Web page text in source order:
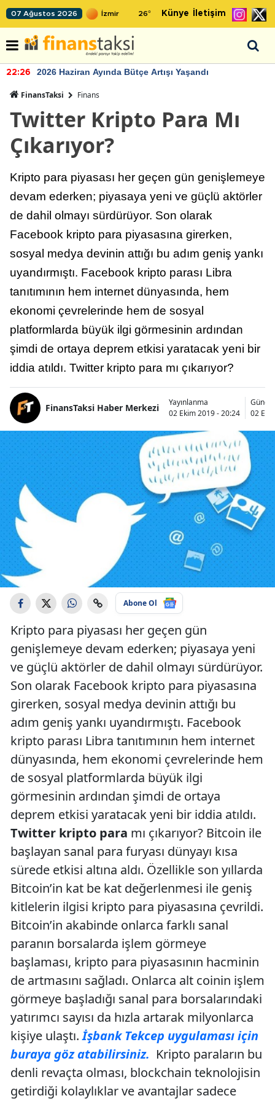
07 Ağustos 2026 26° Künye İletişim
22:26 2026 Haziran Ayında Bütçe Artışı Yaşandı
FinansTaksi Finans
Twitter Kripto Para Mı
Çıkarıyor?
Kripto para piyasası her geçen gün genişlemeye
devam ederken; piyasaya yeni ve güçlü aktörler
de dahil olmayı sürdürüyor. Son olarak
Facebook kripto para piyasasına girerken,
sosyal medya devinin attığı bu adım geniş yankı
uyandırmıştı. Facebook kripto parası Libra
tanıtımının hem internet dünyasında, hem
ekonomi çevrelerinde hem de sosyal
platformlarda büyük ilgi görmesinin ardından
şimdi de ortaya deprem etkisi yaratacak yeni bir
iddia atıldı. Twitter kripto para mı çıkarıyor?
FinansTaksi Haber Merkezi
Yayınlanma
02 Ekim 2019 - 20:24
02
Abone Ol
Kripto para piyasası her geçen gün
genişlemeye devam ederken; piyasaya yeni
ve güçlü aktörler de dahil olmayı sürdürüyor.
Son olarak Facebook kripto para piyasasına
girerken, sosyal medya devinin attığı bu
adım geniş yankı uyandırmıştı. Facebook
kripto parası Libra tanıtımının hem internet
dünyasında, hem ekonomi çevrelerinde hem
de sosyal platformlarda büyük ilgi
görmesinin ardından şimdi de ortaya
deprem etkisi yaratacak yeni bir iddia atıldı.
Twitter kripto para mı çıkarıyor? Bitcoin ile
başlayan sanal para furyası dünyayı kısa
sürede etkisi altına aldı. Özellikle son yıllarda
Bitcoin’in kat be kat değerlenmesi ile geniş
kitlelerin ilgisi kripto para piyasasına çevrildi.
Bitcoin’in akabinde onlarca farklı sanal
paranın borsalarda işlem görmeye
başlaması, kripto para piyasasının hacminin
de artmasını sağladı. Onlarca alt coinin işlem
görmeye başladığı sanal para borsalarındaki
yatırımcı sayısı da hızla artarak milyonlarca
kişiye ulaştı.İşbank Tekcep uygulaması için
buraya göz atabilirsiniz. Kripto paraların bu
denli revaçta olması, blockchain teknolojisin
getirdiği kolaylıklar ve avantajlar sadece